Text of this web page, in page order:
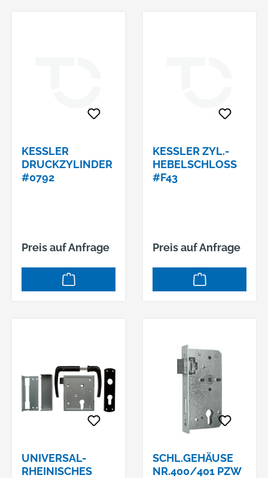
KESSLER
DRUCKZYLINDER
#0792
Preis auf Anfrage
KESSLER ZYL.-
HEBELSCHLOSS
#F43
Preis auf Anfrage
UNIVERSAL-
RHEINISCHES
SCHL.GEHÄUSE
NR.400/401 PZW